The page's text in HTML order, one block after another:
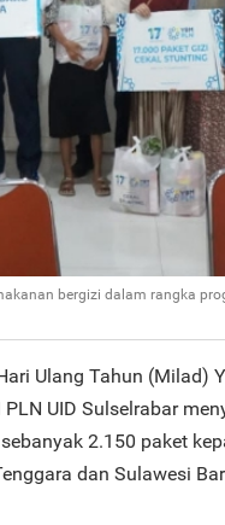
bergizi dalam rangka
Ulang Tahun (Milad)
PLN UID Sulselrabar
2.150 paket
dan Sulawesi